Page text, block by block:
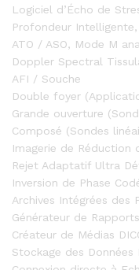
Logiciel d’Écho de
Profondeur
ATO / ASO, Mode M
Doppler Spectral
AFI / Souche
Double foyer
Grande ouverture
Composé (Sondes
Imagerie de Réduction
Rejet Adaptatif Ultra
Inversion de Phase
Archives Intégrées des
Générateur de
Créateur de Médias
Stockage des Données